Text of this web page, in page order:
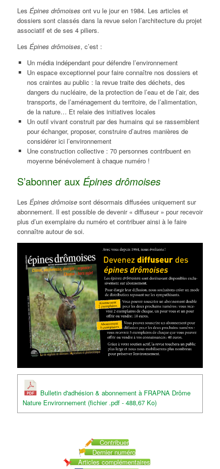
Les Épines drômoises ont vu le jour en 1984. Les articles et
dossiers sont classés dans la revue selon l’architecture du projet
associatif et de ses 4 piliers.
Les Épines drômoises, c’est :
Un média indépendant pour défendre l’environnement
Un espace exceptionnel pour faire connaître nos dossiers et
nos craintes au public : la revue traite des déchets, des
dangers du nucléaire, de la protection de l’eau et de l’air, des
transports, de l’aménagement du territoire, de l’alimentation,
de la nature… Et relaie des initiatives locales
Un outil vivant construit par des humains qui se rassemblent
pour échanger, proposer, construire d’autres manières de
considérer ici l’environnement
Une construction collective : 70 personnes contribuent en
moyenne bénévolement à chaque numéro !
S’abonner aux Épines drômoises
Les Épines drômoise sont désormais diffusées uniquement sur
abonnement. Il est possible de devenir « diffuseur » pour recevoir
plus d’un exemplaire du numéro et contribuer ainsi à le faire
connaître autour de soi.
Bulletin d'adhésion & abonnement à FRAPNA Drôme
Nature Environnement (fichier .pdf - 488,67 Ko)
Contribuer
Dernier numéro
Articles complémentaires